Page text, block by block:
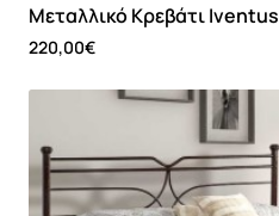
Μεταλλικό Κρεβάτι Iventus
220,00€